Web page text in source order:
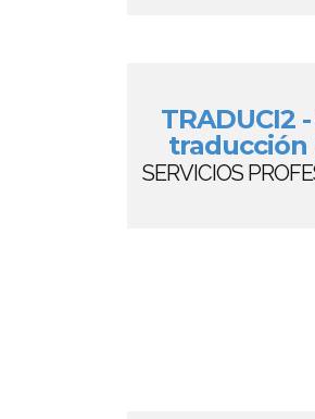
TRADUCI2
SERVICIOS